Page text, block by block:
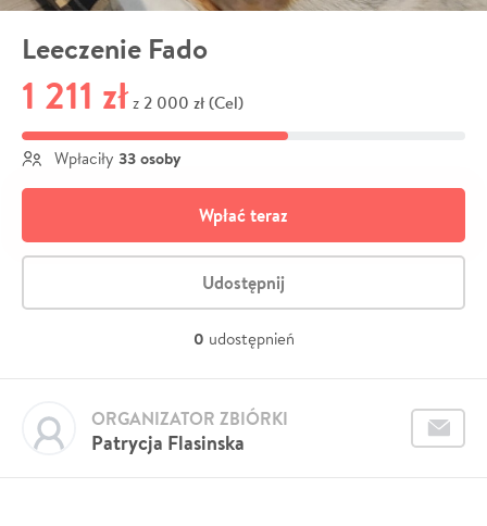
Leeczenie Fado
1 211 zł z 2 000 zł (Cel)
Wpłaciły 33 osoby
Wpłać teraz
Udostępnij
0 udostępnień
Patrycja Flasinska
ORGANIZATOR ZBIÓRKI